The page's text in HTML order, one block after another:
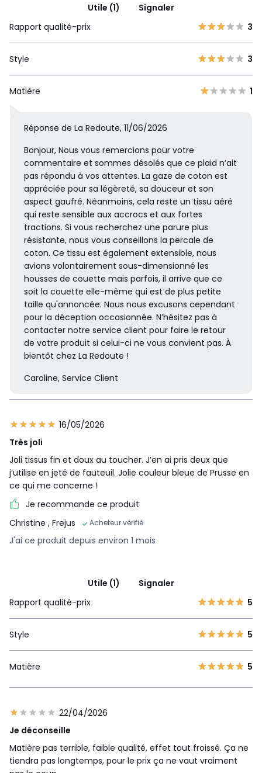
Utile (1)
Signaler
Rapport qualité-prix
3
Style 3
Matière 1
Réponse de La Redoute, 11/06/2026
Bonjour, Nous vous remercions pour votre
commentaire et sommes désolés que ce plaid n’ait
pas répondu à vos attentes. La gaze de coton est
appréciée pour sa légèreté, sa douceur et son
aspect gaufré. Néanmoins, cela reste un tissu aéré
qui reste sensible aux accrocs et aux fortes
tractions. Si vous recherchez une parure plus
résistante, nous vous conseillons la percale de
coton. Ce tissu est également extensible, nous
avions volontairement sous-dimensionné les
housses de couette mais parfois, il arrive que ce
soit la couette elle-même qui est de plus petite
taille qu'annoncée. Nous nous excusons cependant
pour la déception occasionnée. N’hésitez pas à
contacter notre service client pour faire le retour
de votre produit si celui-ci ne vous convient pas. À
bientôt chez La Redoute !
Caroline, Service Client
16/05/2026
Très joli
Joli tissus fin et doux au toucher. J’en ai pris deux que
j’utilise en jeté de fauteuil. Jolie couleur bleue de Prusse en
ce qui me concerne !
Je recommande ce produit
Christine , Frejus Acheteur vérifié
J'ai ce produit depuis environ 1 mois
Utile (1)
Signaler
Rapport qualité-prix
5
Style 5
Matière 5
22/04/2026
Je déconseille
Matière pas terrible, faible qualité, effet tout froissé. Ça ne
tiendra pas longtemps, pour le prix ça ne vaut vraiment